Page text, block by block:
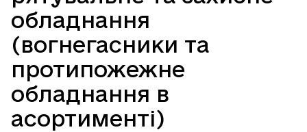
обладнання
(вогнегасники та
протипожежне
обладнання в
асортименті)